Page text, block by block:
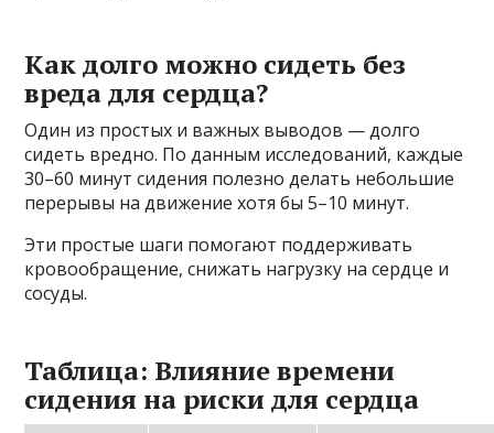
Как долго можно сидеть без
вреда для сердца?
Один из простых и важных выводов — долго
сидеть вредно. По данным исследований, каждые
30–60 минут сидения полезно делать небольшие
перерывы на движение хотя бы 5–10 минут.
Эти простые шаги помогают поддерживать
кровообращение, снижать нагрузку на сердце и
сосуды.
Таблица: Влияние времени
сидения на риски для сердца